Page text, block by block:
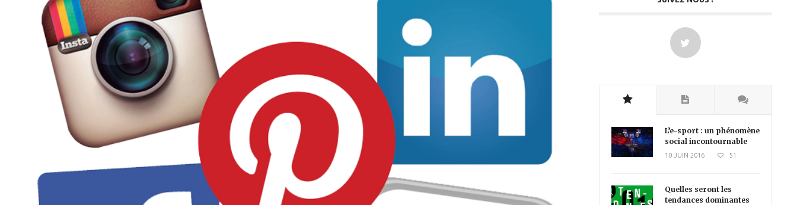
L’e-sport : un phénomène
social incontournable
10 JUIN 2016 51
Quelles seront les
tendances dominantes